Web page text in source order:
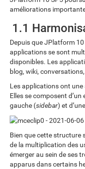
améliorations
1.1
Depuis que JPlatform
applications se sont
disponibles. Les
blog, wiki,
Les applications ont
Elles se composent d’un
gauche (sidebar) et
Bien que cette structure
de la multiplication des
émerger au sein de ses
apparus dans certains